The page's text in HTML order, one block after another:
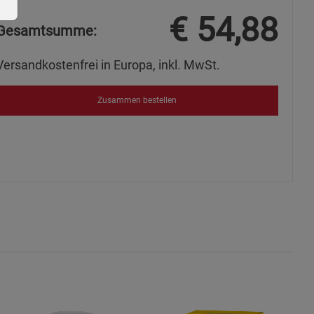
€ 54,88
in Europa, inkl. MwSt.
Zusammen bestellen